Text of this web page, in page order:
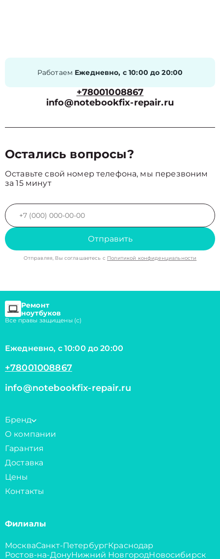
Работаем Ежедневно, с 10:00 до 20:00
+78001008867
info@notebookfix-repair.ru
Остались вопросы?
Оставьте свой номер телефона, мы перезвоним
за 15 минут
Отправить
Отправляя, Вы соглашаетесь с Политикой конфиденциальности
Ремонт
ноутбуков
Все правы защищены (с)
Ежедневно, с 10:00 до 20:00
+78001008867
info@notebookfix-repair.ru
Бренд
О компании
Гарантия
Доставка
Цены
Контакты
Филиалы
МоскваСанкт-ПетербургКраснодар
Ростов-на-ДонуНижний НовгородНовосибирск